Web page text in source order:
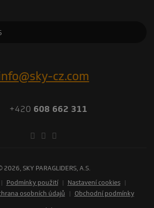
cz.com
+420 608 662 311
2026, SKY PARAGLIDERS, A.S.
| Podmínky použití | Nastavení cookies |
osobních údajů | Obchodní podmínky